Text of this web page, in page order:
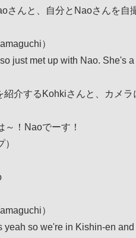
さんと、自分とNaoさんを自
）
just met up with Nao. She's a
紹介するKohkiさんと、カメラ
～！Naoでーす！
）
）
yeah so we're in Kishin-en